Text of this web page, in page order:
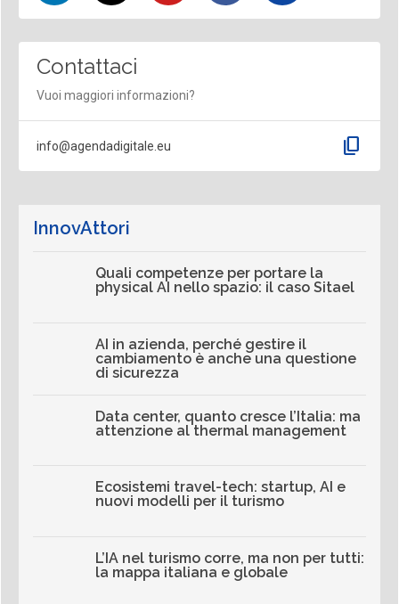
Contattaci
Vuoi maggiori informazioni?
info@agendadigitale.eu content_copy
InnovAttori
Quali competenze per portare la
physical AI nello spazio: il caso Sitael
AI in azienda, perché gestire il
cambiamento è anche una questione
di sicurezza
Data center, quanto cresce l’Italia: ma
attenzione al thermal management
Ecosistemi travel-tech: startup, AI e
nuovi modelli per il turismo
L’IA nel turismo corre, ma non per tutti:
la mappa italiana e globale